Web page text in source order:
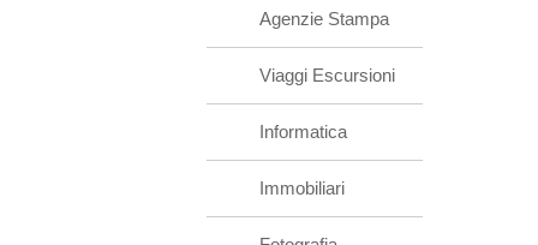
Agenzie Stampa
Viaggi Escursioni
Informatica
Immobiliari